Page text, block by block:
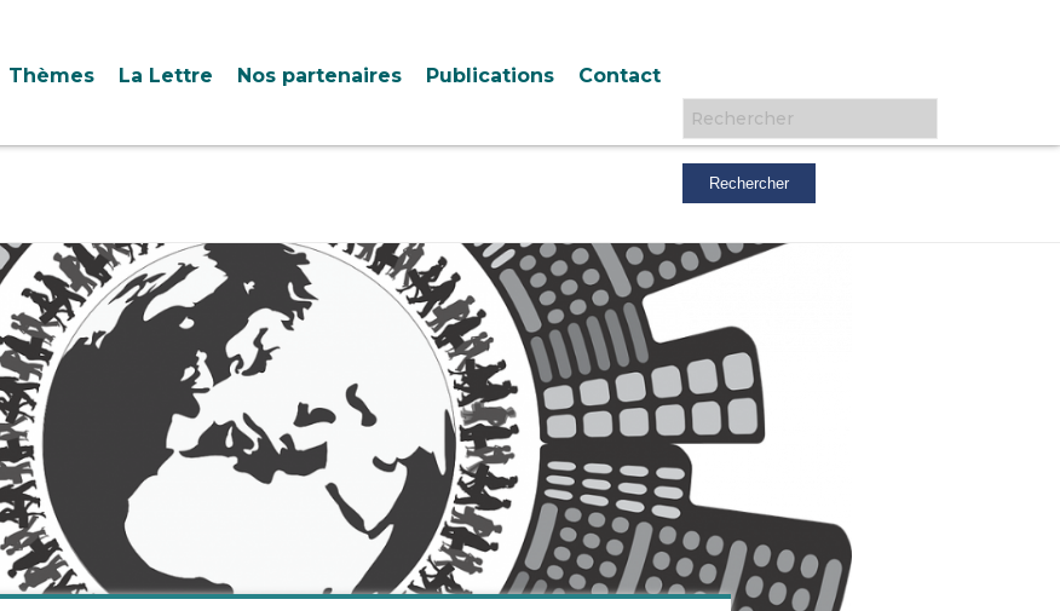
Thèmes La Lettre Nos partenaires Publications Contact
Rechercher :